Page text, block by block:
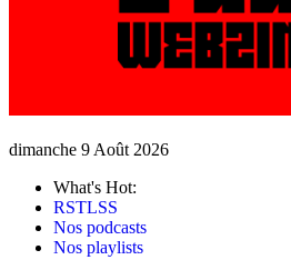
dimanche 9 Août 2026
What's Hot:
RSTLSS
Nos podcasts
Nos playlists